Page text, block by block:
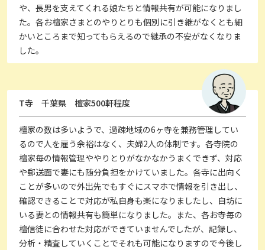
や、長男を支えてくれる娘たちと情報共有が可能になりまし
た。各お檀家さまとのやりとりも個別に引き継がなくとも細
かいところまで知ってもらえるので継承の不安がなくなりま
した。
T寺 千葉県 檀家500軒程度
檀家の数は多いようで、過疎地域の6ヶ寺を兼務管理してい
るので人を雇う余裕はなく、夫婦2人の体制です。各寺院の
檀家毎の情報管理ややりとりがなかなかうまくできず、対応
や郵送面で妻にも随分負担をかけていました。各寺に出向く
ことが多いので外出先でもすぐにスマホで情報を引き出し、
確認できることで対応が私自身も楽になりましたし、自坊に
いる妻との情報共有も簡単になりました。また、各お寺毎の
檀信徒に合わせた対応ができていませんでしたが、記録し、
分析・精査していくことでそれも可能になりますので今後し